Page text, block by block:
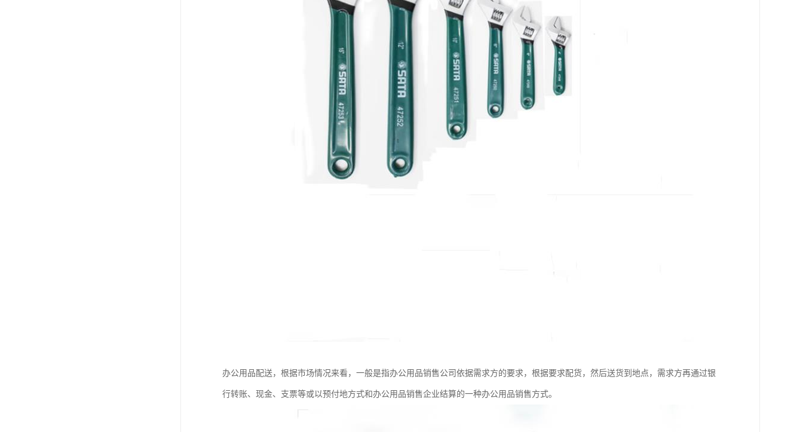
办公用品配送，根据市场情况来看，一般是指办公用品销售公司依据需求方的要求，根据要求配货，然后送货到地点，需求方再通过银
行转账、现金、支票等或以预付地方式和办公用品销售企业结算的一种办公用品销售方式。